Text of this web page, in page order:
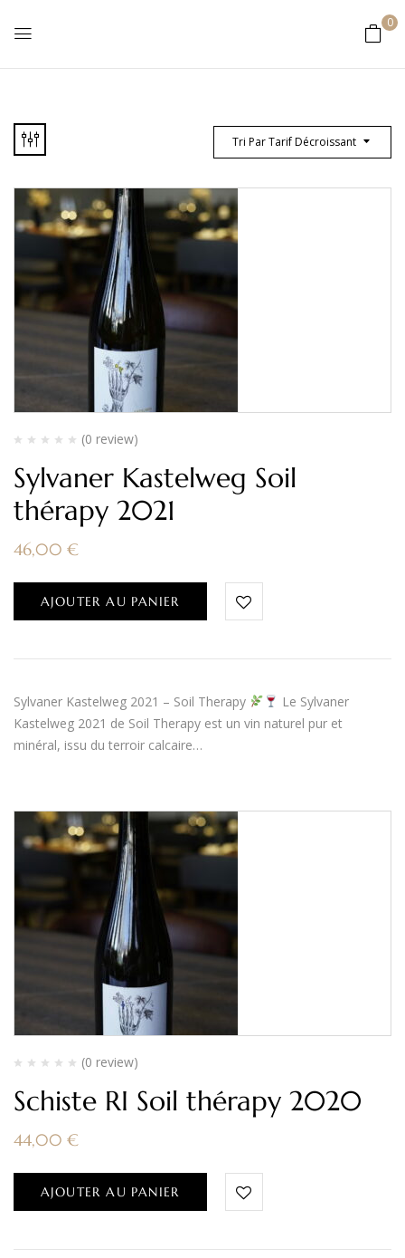
0
Tri Par Tarif Décroissant
(0 review)
Sylvaner Kastelweg Soil
thérapy 2021
46,00 €
AJOUTER AU PANIER
Sylvaner Kastelweg 2021 – Soil Therapy
Le Sylvaner
Kastelweg 2021 de Soil Therapy est un vin naturel pur et
minéral, issu du terroir calcaire…
(0 review)
Schiste RI Soil thérapy 2020
44,00 €
AJOUTER AU PANIER